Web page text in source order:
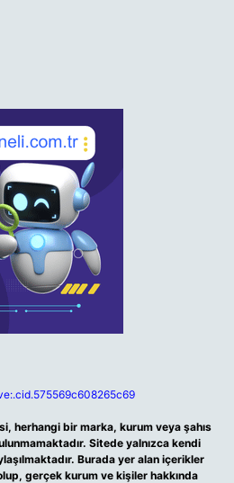
herhangi bir marka, kurum veya şahıs
Sitede yalnızca kendi
Burada yer alan içerikler
gerçek kurum ve kişiler hakkında